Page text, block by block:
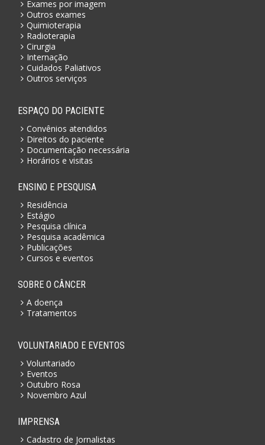
Exames por imagem
Outros exames
Quimioterapia
Radioterapia
Cirurgia
Internação
Cuidados Paliativos
Outros serviços
ESPAÇO DO PACIENTE
Convênios atendidos
Direitos do paciente
Documentação necessária
Horários e visitas
ENSINO E PESQUISA
Residência
Estágio
Pesquisa clínica
Pesquisa acadêmica
Publicações
Cursos e eventos
SOBRE O CÂNCER
A doença
Tratamentos
VOLUNTARIADO E EVENTOS
Voluntariado
Eventos
Outubro Rosa
Novembro Azul
IMPRENSA
Cadastro de Jornalistas